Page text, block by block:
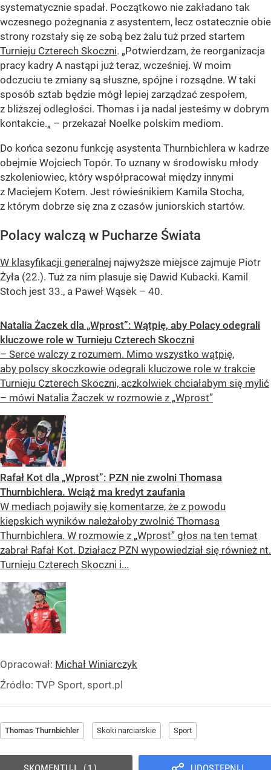
systematycznie spadał. Początkowo nie zakładano tak
wczesnego pożegnania z asystentem, lecz ostatecznie obie
strony rozstały się ze sobą bez żalu tuż przed startem
Turnieju Czterech Skoczni. „Potwierdzam, że reorganizacja
pracy kadry A nastąpi już teraz, wcześniej. W moim
odczuciu te zmiany są słuszne, spójne i rozsądne. W taki
sposób sztab będzie mógł lepiej zarządzać zespołem,
z bliższej odległości. Thomas i ja nadal jesteśmy w dobrym
kontakcie.„ – przekazał Noelke polskim mediom.
Do końca sezonu funkcję asystenta Thurnbichlera w kadrze
obejmie Wojciech Topór. To uznany w środowisku młody
szkoleniowiec, który współpracował między innymi
z Maciejem Kotem. Jest rówieśnikiem Kamila Stocha,
z którym dobrze się zna z czasów juniorskich startów.
Polacy walczą w Pucharze Świata
W klasyfikacji generalnej najwyższe miejsce zajmuje Piotr
Żyła (22.). Tuż za nim plasuje się Dawid Kubacki. Kamil
Stoch jest 33., a Paweł Wąsek – 40.
Natalia Żaczek dla „Wprost”: Wątpię, aby Polacy odegrali
kluczowe role w Turnieju Czterech Skoczni
– Serce walczy z rozumem. Mimo wszystko wątpię,
aby polscy skoczkowie odegrali kluczowe role w trakcie
Turnieju Czterech Skoczni, aczkolwiek chciałabym się mylić
– mówi Natalia Żaczek w rozmowie z „Wprost”
Rafał Kot dla „Wprost”: PZN nie zwolni Thomasa
Thurnbichlera. Wciąż ma kredyt zaufania
W mediach pojawiły się komentarze, że z powodu
kiepskich wyników należałoby zwolnić Thomasa
Thurnbichlera. W rozmowie z „Wprost” głos na ten temat
zabrał Rafał Kot. Działacz PZN wypowiedział się również nt.
Turnieju Czterech Skoczni i...
Opracował: Michał Winiarczyk
Źródło: TVP Sport, sport.pl
Thomas Thurnbichler Skoki narciarskie Sport